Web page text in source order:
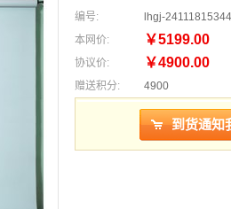
编号:
lhgj-
本网价:
￥5199.00
协议价: ￥4900.00
赠送积分: 4900